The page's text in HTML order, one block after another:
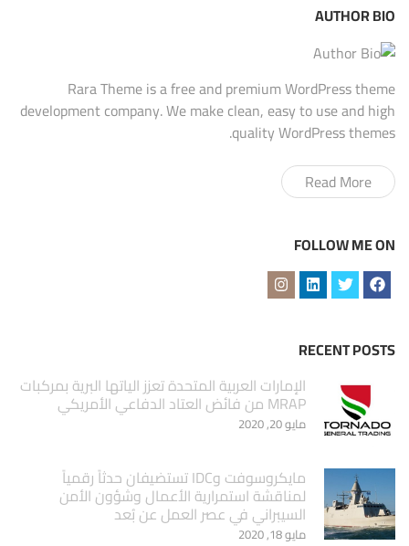
AUTHOR BIO
Rara Theme is a free and premium WordPress theme
development company. We make clean, easy to use and high
quality WordPress themes.
Read More
FOLLOW ME ON
RECENT POSTS
الإمارات العربية المتحدة تعزز الياتها البرية بمركبات
MRAP من فائض العتاد الدفاعي الأمريكي
مايو 20, 2020
مايكروسوفت وIDC تستضيفان حدثاً رقمياً
لمناقشة استمرارية الأعمال وشؤون الأمن
السيبراني في عصر العمل عن بُعد
مايو 18, 2020